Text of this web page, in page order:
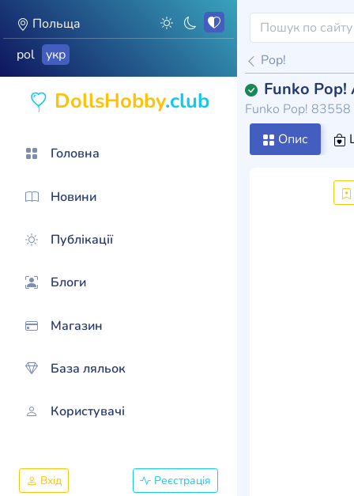
Польща
pol
укр
DollsHobby.club
Головна
Новини
Публікації
Блоги
Магазин
База ляльок
Користувачі
Вхід Реєстрація
Pop!
Funko
Funko Pop! 83558
Опис